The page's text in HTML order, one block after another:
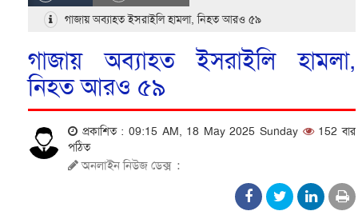
গাজায় অব্যাহত ইসরাইলি হামলা, নিহত আরও ৫৯
গাজায় অব্যাহত ইসরাইলি হামলা,
নিহত আরও ৫৯
প্রকাশিত : 09:15 AM, 18 May 2025 Sunday
152 বার
পঠিত
অনলাইন নিউজ ডেক্স :